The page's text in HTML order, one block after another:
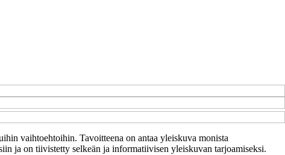
vaihtoehtoihin. Tavoitteena on antaa yleiskuva monista
ja on tiivistetty selkeän ja informatiivisen yleiskuvan tarjoamiseksi.